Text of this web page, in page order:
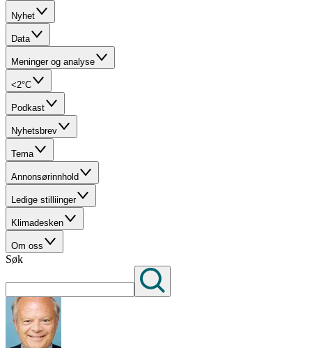
Nyhet
Data
Meninger og analyse
<2°C
Podkast
Nyhetsbrev
Tema
Annonsørinnhold
Ledige stilliinger
Klimadesken
Om oss
Søk